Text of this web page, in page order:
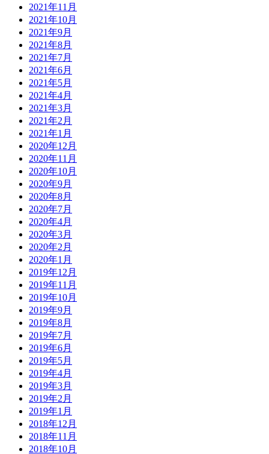
2021年11月
2021年10月
2021年9月
2021年8月
2021年7月
2021年6月
2021年5月
2021年4月
2021年3月
2021年2月
2021年1月
2020年12月
2020年11月
2020年10月
2020年9月
2020年8月
2020年7月
2020年4月
2020年3月
2020年2月
2020年1月
2019年12月
2019年11月
2019年10月
2019年9月
2019年8月
2019年7月
2019年6月
2019年5月
2019年4月
2019年3月
2019年2月
2019年1月
2018年12月
2018年11月
2018年10月